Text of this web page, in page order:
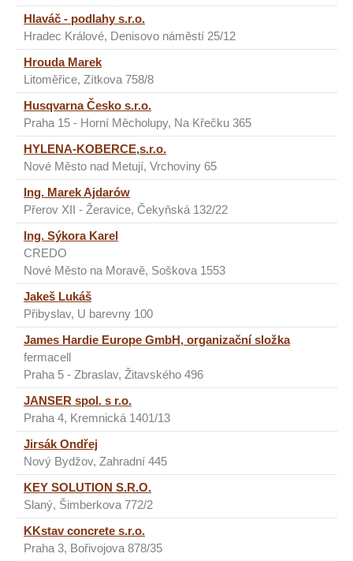
Hlaváč - podlahy s.r.o.
Hradec Králové, Denisovo náměstí 25/12
Hrouda Marek
Litoměřice, Zítkova 758/8
Husqvarna Česko s.r.o.
Praha 15 - Horní Měcholupy, Na Křečku 365
HYLENA-KOBERCE,s.r.o.
Nové Město nad Metují, Vrchoviny 65
Ing. Marek Ajdarów
Přerov XII - Žeravice, Čekyňská 132/22
Ing. Sýkora Karel
CREDO
Nové Město na Moravě, Soškova 1553
Jakeš Lukáš
Přibyslav, U barevny 100
James Hardie Europe GmbH, organizační složka
fermacell
Praha 5 - Zbraslav, Žitavského 496
JANSER spol. s r.o.
Praha 4, Kremnická 1401/13
Jirsák Ondřej
Nový Bydžov, Zahradní 445
KEY SOLUTION S.R.O.
Slaný, Šimberkova 772/2
KKstav concrete s.r.o.
Praha 3, Bořivojova 878/35